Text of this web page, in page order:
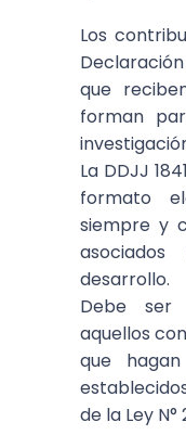
Los
que
forman
La DDJJ
formato
siempre y
desarrollo.
Debe ser
aquellos
que
de la Ley N°